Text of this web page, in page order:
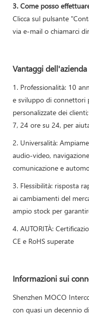
3. Come posso
Clicca sul pulsante
via e-mail o chiamarci
Vantaggi dell'azienda
1. Professionalità: 10
e sviluppo di connettori
personalizzate dei
7, 24 ore su 24, per
2. Universalità:
audio-video,
comunicazione e
3. Flessibilità: risposta
ai cambiamenti del
ampio stock per
4. AUTORITÀ:
CE e RoHS superate
Informazioni sui
Shenzhen MOCO
con quasi un decennio